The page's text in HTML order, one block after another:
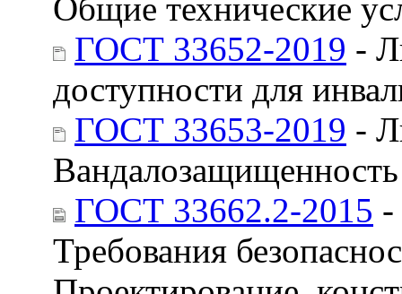
Общие технические
ГОСТ 33652-2019 -
доступности для
ГОСТ 33653-2019 -
Вандалозащищенность
ГОСТ 33662.2-2015 -
Требования